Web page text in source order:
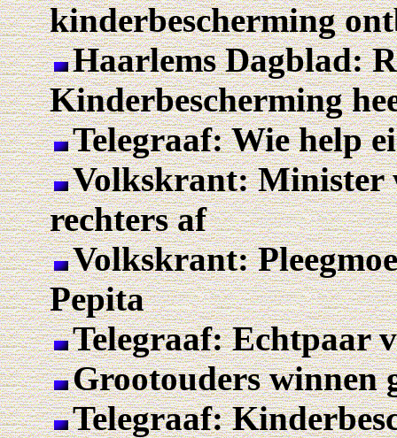
kinderbescherming
Haarlems Dagblad:
Kinderbescherming
Telegraaf: Wie help
Volkskrant: Minister
rechters af
Volkskrant:
Pepita
Telegraaf: Echtpaar
Grootouders winnen
Telegraaf: